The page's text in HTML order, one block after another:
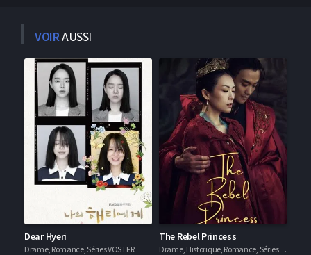
VOIRAUSSI
Dear Hyeri
Drame, Romance, Séries VOSTFR
The Rebel Princess
Drame, Historique, Romance, Séries VOSTFR